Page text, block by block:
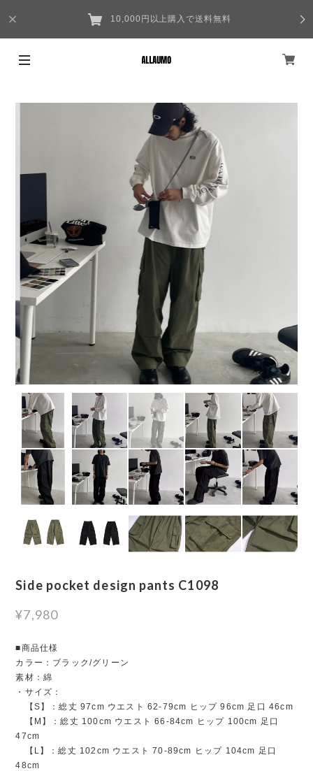
10,000円以上購入で送料無料
Side pocket design pants C1098
¥7,980
■商品仕様
カラー：ブラック/グリーン
素材：綿
・サイズ：
【S】：総丈 97cm ウエスト 62-79cm ヒップ 96cm 足口 46cm
【M】：総丈 100cm ウエスト 66-84cm ヒップ 100cm 足口
47cm
【L】：総丈 102cm ウエスト 70-89cm ヒップ 104cm 足口
48cm